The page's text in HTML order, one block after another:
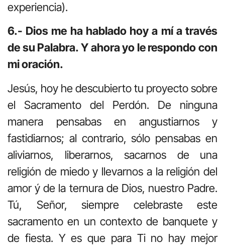
experiencia).
6.- Dios me ha hablado hoy a mí a través
de su Palabra. Y ahora yo le respondo con
mi oración.
Jesús, hoy he descubierto tu proyecto sobre
el Sacramento del Perdón. De ninguna
manera pensabas en angustiarnos y
fastidiarnos; al contrario, sólo pensabas en
aliviarnos, liberarnos, sacarnos de una
religión de miedo y llevarnos a la religión del
amor ý de la ternura de Dios, nuestro Padre.
Tú, Señor, siempre celebraste este
sacramento en un contexto de banquete y
de fiesta. Y es que para Ti no hay mejor